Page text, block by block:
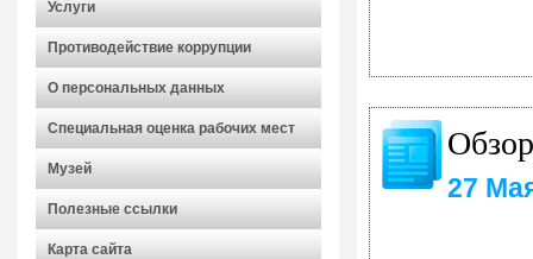
Услуги
Противодействие коррупции
О персональных данных
Специальная оценка рабочих мест
Музей
Полезные ссылки
Карта сайта
27